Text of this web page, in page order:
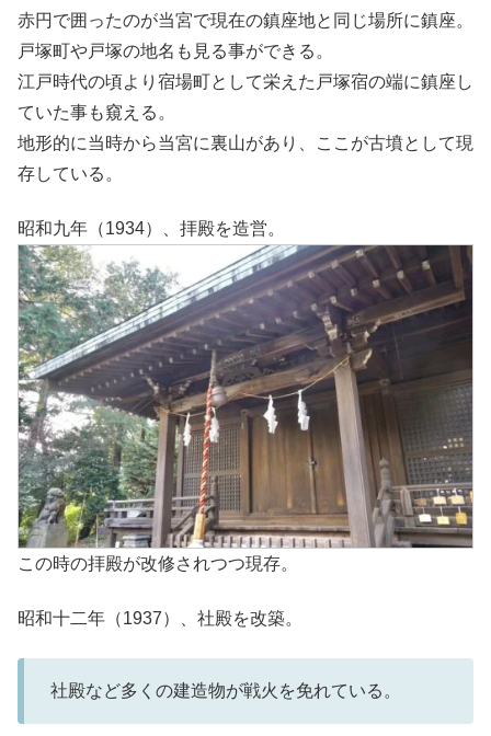
赤円で囲ったのが当宮で現在の鎮座地と同じ場所に鎮座。
戸塚町や戸塚の地名も見る事ができる。
江戸時代の頃より宿場町として栄えた戸塚宿の端に鎮座し
ていた事も窺える。
地形的に当時から当宮に裏山があり、ここが古墳として現
存している。
昭和九年（1934）、拝殿を造営。
この時の拝殿が改修されつつ現存。
昭和十二年（1937）、社殿を改築。
社殿など多くの建造物が戦火を免れている。